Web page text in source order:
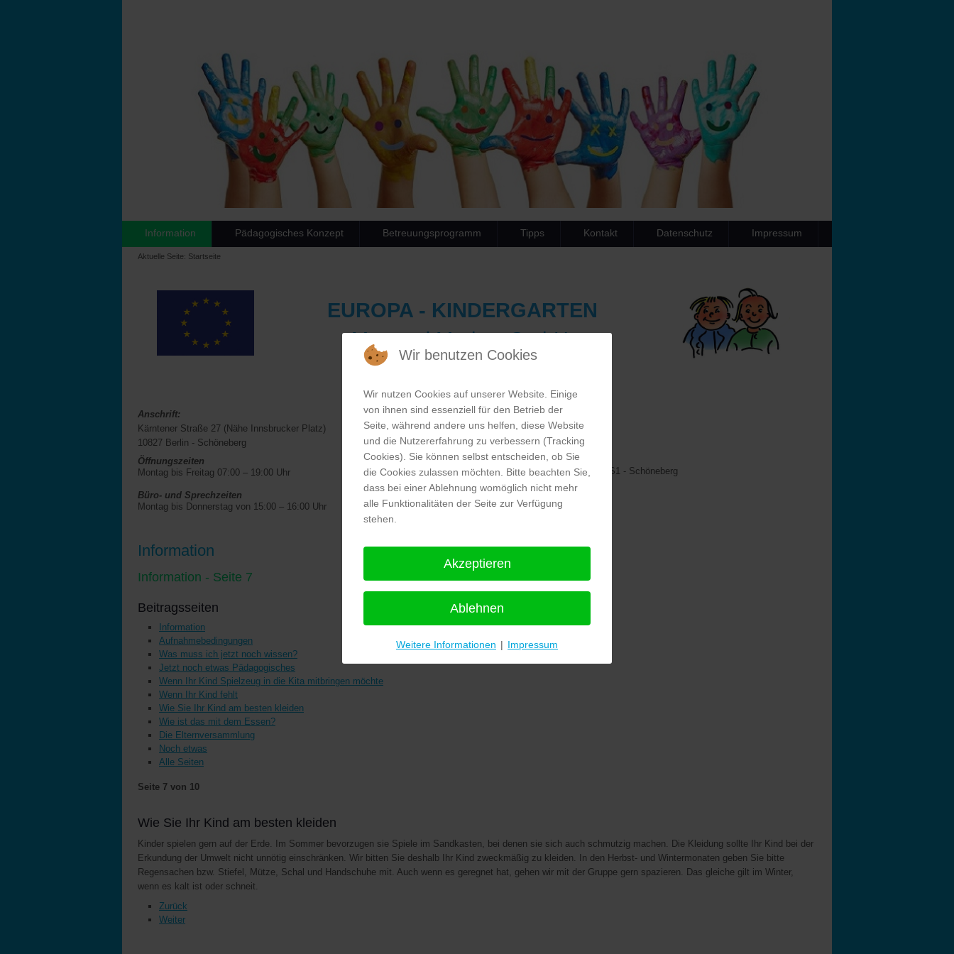
Information Pädagogisches Konzept Betreuungsprogramm Tipps Kontakt Datenschutz Impressum
Aktuelle Seite: Startseite
EUROPA - KINDERGARTEN
Max und Moritz gGmbH
Anschrift:
Kärntener Straße 27 (Nähe Innsbrucker Platz)
10827 Berlin - Schöneberg
Öffnungszeiten
Montag bis Freitag 07:00 – 19:00 Uhr
Büro- und Sprechzeiten
Montag bis Donnerstag von 15:00 – 16:00 Uhr
Fahrverbindungen:
Bus:
148 , 185, 146, 348
S-Bahn:
S41 / S42 - Innsbrucker Platz, S41 / S42 / S1 - Schöneberg
U-Bahn:
U4 - Innsbrucker Platz
Information
Information - Seite 7
Beitragsseiten
Information
Aufnahmebedingungen
Was muss ich jetzt noch wissen?
Jetzt noch etwas Pädagogisches
Wenn Ihr Kind Spielzeug in die Kita mitbringen möchte
Wenn Ihr Kind fehlt
Wie Sie Ihr Kind am besten kleiden
Wie ist das mit dem Essen?
Die Elternversammlung
Noch etwas
Alle Seiten
Seite 7 von 10
Wie Sie Ihr Kind am besten kleiden
Kinder spielen gern auf der Erde. Im Sommer bevorzugen sie Spiele im Sandkasten, bei denen sie sich auch schmutzig machen. Die Kleidung sollte Ihr Kind bei der
Erkundung der Umwelt nicht unnötig einschränken. Wir bitten Sie deshalb Ihr Kind zweckmäßig zu kleiden. In den Herbst- und Wintermonaten geben Sie bitte
Regensachen bzw. Stiefel, Mütze, Schal und Handschuhe mit. Auch wenn es geregnet hat, gehen wir mit der Gruppe gern spazieren. Das gleiche gilt im Winter,
wenn es kalt ist oder schneit.
Zurück
Weiter
Wir benutzen Cookies
Wir nutzen Cookies auf unserer Website. Einige
von ihnen sind essenziell für den Betrieb der
Seite, während andere uns helfen, diese Website
und die Nutzererfahrung zu verbessern (Tracking
Cookies). Sie können selbst entscheiden, ob Sie
die Cookies zulassen möchten. Bitte beachten Sie,
dass bei einer Ablehnung womöglich nicht mehr
alle Funktionalitäten der Seite zur Verfügung
stehen.
Akzeptieren
Ablehnen
Weitere Informationen | Impressum